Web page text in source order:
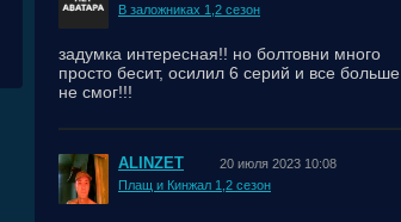
В заложниках 1,2 сезон
задумка интересная!! но болтовни много
просто бесит, осилил 6 серий и все больше
не смог!!!
ALINZET
20 июля 2023 10:08
Плащ и Кинжал 1,2 сезон